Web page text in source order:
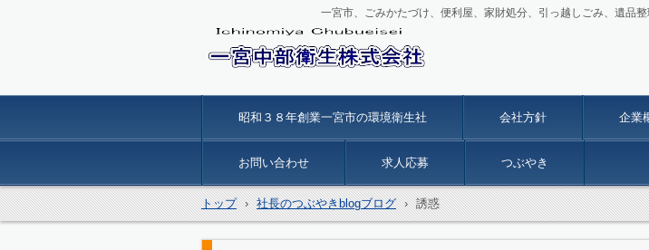
一宮市、ごみかたづけ、便利屋、家財処分、引っ越しごみ、遺品
昭和３８年創業一宮市の環境衛生社 会社方針 企業
お問い合わせ 求人応募 つぶやき
トップ › 社長のつぶやきblogブログ › 誘惑